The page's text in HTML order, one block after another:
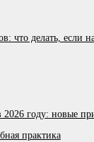
что делать, если
2026 году: новые
практика